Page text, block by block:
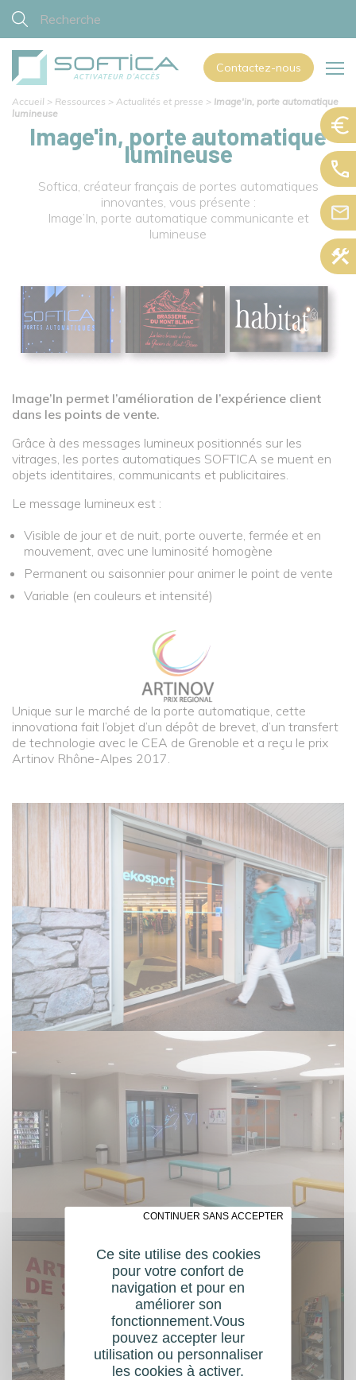
Contactez-nous
Accueil > Ressources > Actualités et presse > Image'in, porte automatique
lumineuse
Image'in, porte automatique
lumineuse
Softica, créateur français de portes automatiques
innovantes, vous présente :
Image’In, porte automatique communicante et
lumineuse
Image’In permet l’amélioration de l’expérience client
dans les points de vente.
Grâce à des messages lumineux positionnés sur les
vitrages, les portes automatiques SOFTICA se muent en
objets identitaires, communicants et publicitaires.
Le message lumineux est :
Visible de jour et de nuit, porte ouverte, fermée et en
mouvement, avec une luminosité homogène
Permanent ou saisonnier pour animer le point de vente
Variable (en couleurs et intensité)
Unique sur le marché de la porte automatique, cette
innovationa fait l’objet d’un dépôt de brevet, d’un transfert
de technologie avec le CEA de Grenoble et a reçu le prix
Artinov Rhône-Alpes 2017.
Ce site utilise des cookies
pour votre confort de
navigation et pour en
améliorer son
fonctionnement.Vous
pouvez accepter leur
utilisation ou personnaliser
les cookies à activer.
✗ CONTINUER SANS ACCEPTER